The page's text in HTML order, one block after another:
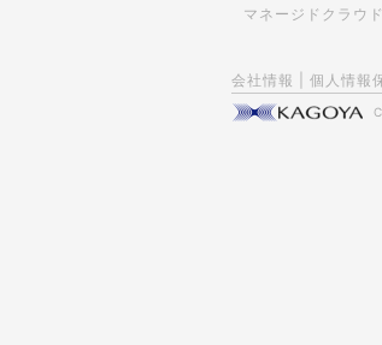
マネージドクラウ
会社情報 個人情報